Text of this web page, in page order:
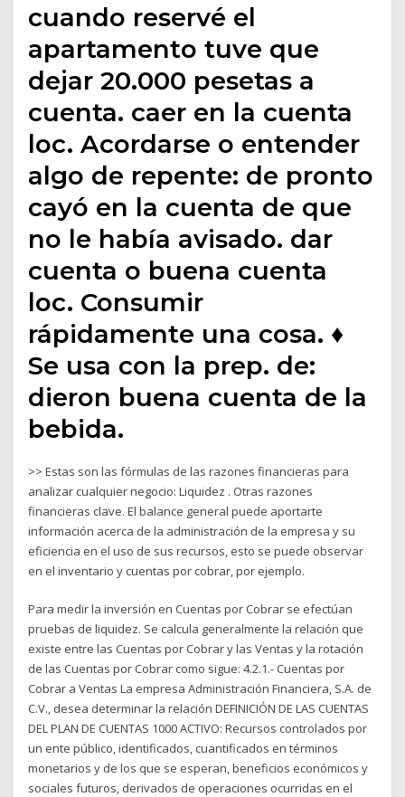
cuando reservé el
apartamento tuve que
dejar 20.000 pesetas a
cuenta. caer en la cuenta
loc. Acordarse o entender
algo de repente: de pronto
cayó en la cuenta de que
no le había avisado. dar
cuenta o buena cuenta
loc. Consumir
rápidamente una cosa. ♦
Se usa con la prep. de:
dieron buena cuenta de la
bebida.
>> Estas son las fórmulas de las razones financieras para
analizar cualquier negocio: Liquidez . Otras razones
financieras clave. El balance general puede aportarte
información acerca de la administración de la empresa y su
eficiencia en el uso de sus recursos, esto se puede observar
en el inventario y cuentas por cobrar, por ejemplo.
Para medir la inversión en Cuentas por Cobrar se efectúan
pruebas de liquidez. Se calcula generalmente la relación que
existe entre las Cuentas por Cobrar y las Ventas y la rotación
de las Cuentas por Cobrar como sigue: 4.2.1.- Cuentas por
Cobrar a Ventas La empresa Administración Financiera, S.A. de
C.V., desea determinar la relación DEFINICIÓN DE LAS CUENTAS
DEL PLAN DE CUENTAS 1000 ACTIVO: Recursos controlados por
un ente público, identificados, cuantificados en términos
monetarios y de los que se esperan, beneficios económicos y
sociales futuros, derivados de operaciones ocurridas en el